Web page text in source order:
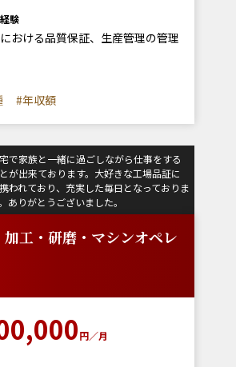
験
おける品質保証、生産管理の管理
#年収額
で家族と一緒に過ごしながら仕事をする
が出来ております。大好きな工場品証に
われており、充実した毎日となっておりま
ありがとうございました。
工・研磨・マシンオペレ
円／月